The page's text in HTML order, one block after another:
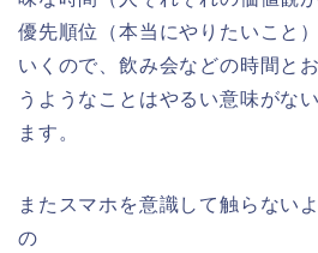
優先順位（本当にやりたいこと
いくので、飲み会などの時間と
うようなことはやるい意味がな
ます。
またスマホを意識して触らない
の